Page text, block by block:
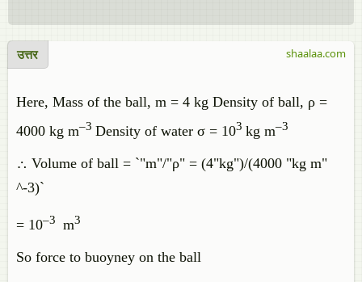
उत्तर
Here, Mass of the ball, m = 4 kg Density of ball, ρ =
4000 kg m–3 Density of water σ = 103 kg m–3
∴ Volume of ball = `"m"/"ρ" = (4"kg")/(4000 "kg m"
^-3)`
= 10–3 m3
So force to buoyney on the ball
shaalaa.com